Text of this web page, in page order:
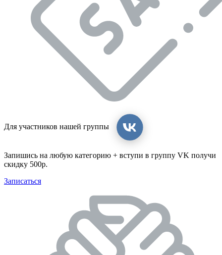
Для участников нашей группы
Запишись на любую категорию + вступи в группу VK получи
скидку 500р.
Записаться